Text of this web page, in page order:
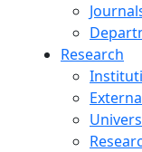
Research